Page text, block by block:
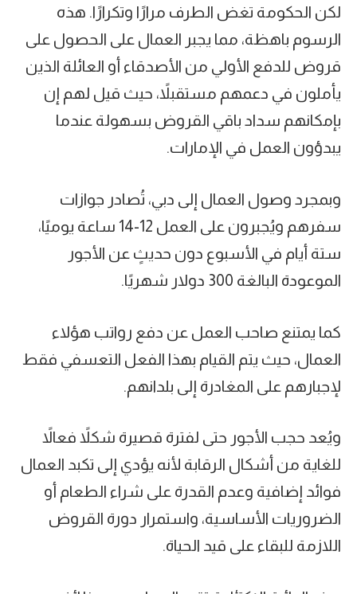
لكن الحكومة تغض الطرف مرارًا وتكرارًا. هذه
الرسوم باهظة، مما يجبر العمال على الحصول على
قروض للدفع الأولي من الأصدقاء أو العائلة الذين
يأملون في دعمهم مستقبلاً، حيث قيل لهم إن
بإمكانهم سداد باقي القروض بسهولة عندما
يبدؤون العمل في الإمارات.
وبمجرد وصول العمال إلى دبي، تُصادر جوازات
سفرهم ويُجبرون على العمل 12-14 ساعة يوميًا،
ستة أيام في الأسبوع دون حديثٍ عن الأجور
الموعودة البالغة 300 دولار شهريًا.
كما يمتنع صاحب العمل عن دفع رواتب هؤلاء
العمال، حيث يتم القيام بهذا الفعل التعسفي فقط
لإجبارهم على المغادرة إلى بلدانهم.
ويُعد حجب الأجور حتى لفترة قصيرة شكلاً فعالاً
للغاية من أشكال الرقابة لأنه يؤدي إلى تكبد العمال
فوائد إضافية وعدم القدرة على شراء الطعام أو
الضروريات الأساسية، واستمرار دورة القروض
اللازمة للبقاء على قيد الحياة.